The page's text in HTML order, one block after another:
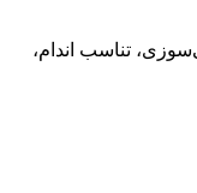
تناسب اندام،